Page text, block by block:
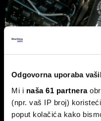
Odgovorna uporaba
Mi i naša 61 partnera
(npr. vaš IP broj)
poput kolačića kako
svemirskih
Svemirske tehnologije
razvoja industrije do 2034..